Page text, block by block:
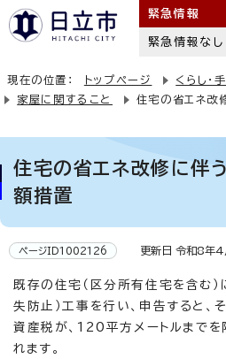
緊急情報
緊急情報なし
現在の位置： トップページ くらし・
家屋に関すること
住宅の省エネ改
住宅の省エネ改修に伴
額措置
ページID1002126 更新日 令和8年4
既存の住宅（区分所有住宅を含む）
失防止）工事を行い、申告すると、
資産税が、120平方メートルまで
れます。